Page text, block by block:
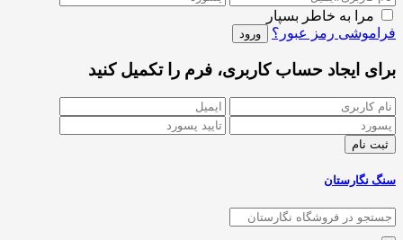
مرا به خاطر بسپار
فراموشی رمز عبور؟
برای ایجاد حساب کاربری، فرم را تکمیل کنید
سنگ نگارستان